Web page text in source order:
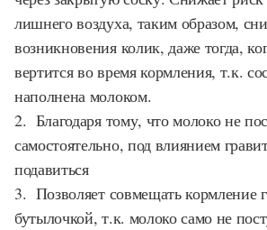
лишнего воздуха, таким образом,
возникновения колик, даже тогда,
вертится во время кормления, т.к.
наполнена молоком.
2. Благодаря тому, что молоко не
самостоятельно, под влиянием
подавиться
3. Позволяет совмещать кормление
бутылочкой, т.к. молоко само не